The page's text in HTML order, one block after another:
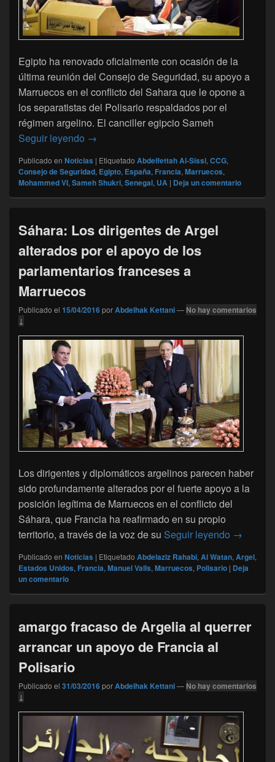
Egipto ha renovado oficialmente con ocasión de la
última reunión del Consejo de Seguridad, su apoyo a
Marruecos en el conflicto del Sahara que le opone a
los separatistas del Polisario respaldados por el
régimen argelino. El canciller egipcio Sameh
Seguir leyendo Egipto muestra abiertamente su apoyo a
→
Publicado en Noticias | Etiquetado Abdelfettah Al-Sissi, CCG,
Consejo de Seguridad, Egipto, España, Francia, Marruecos,
Mohammed VI, Sameh Shukri, Senegal, UA | Deja un comentario
Sáhara: Los dirigentes de Argel
alterados por el apoyo de los
parlamentarios franceses a
Marruecos
Publicado el 15/04/2016porAbdelhak Kettani— No hay comentarios
↓
Los dirigentes y diplomáticos argelinos parecen haber
sido profundamente alterados por el fuerte apoyo a la
posición legítima de Marruecos en el conflicto del
Sáhara, que Francia ha reafirmado en su propio
territorio, a través de la voz de su Seguir leyendo Sáhara:
→
Publicado en Noticias | Etiquetado Abdelaziz Rahabi, Al Watan, Argel,
Estados Unidos, Francia, Manuel Valls, Marruecos, Polisario | Deja
un comentario
amargo fracaso de Argelia al querrer
arrancar un apoyo de Francia al
Polisario
Publicado el 31/03/2016porAbdelhak Kettani— No hay comentarios
↓